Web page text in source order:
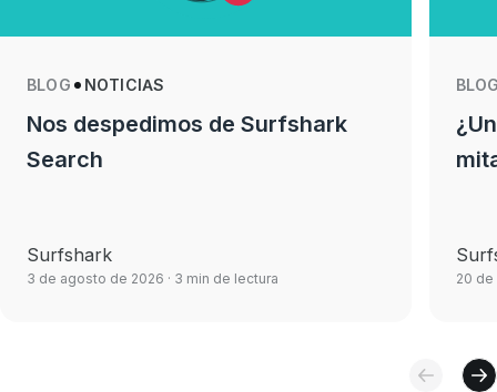
BLOG NOTICIAS
Nos despedimos de Surfshark
Search
Surfshark
3 de agosto de 2026 · 3 min de lectura 20 de